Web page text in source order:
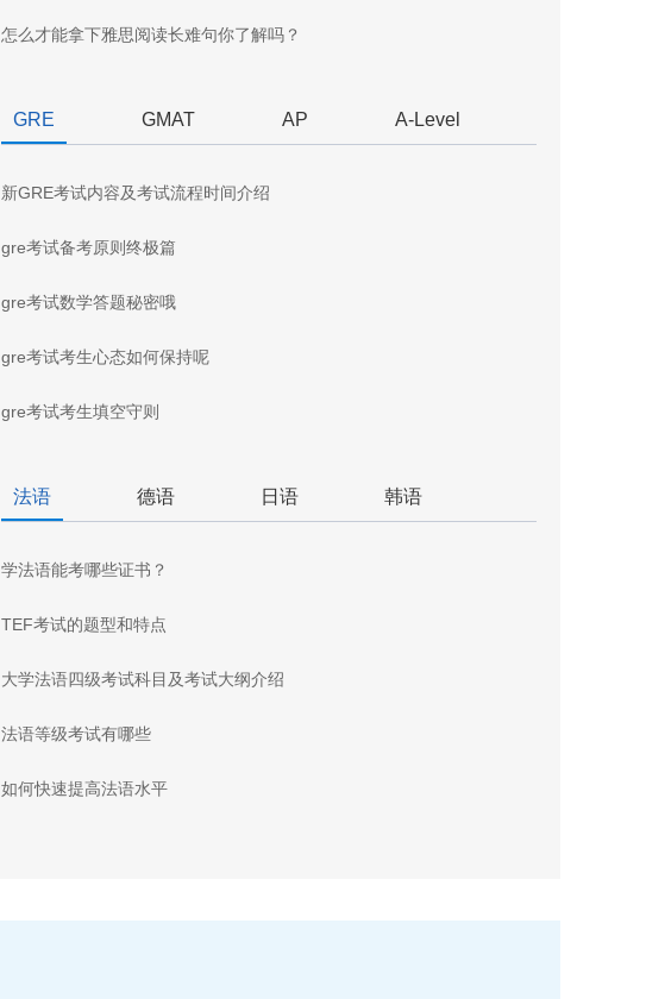
怎么才能拿下雅思阅读长难句你了解吗？
GRE GMAT AP A-Level
新GRE考试内容及考试流程时间介绍
gre考试备考原则终极篇
gre考试数学答题秘密哦
gre考试考生心态如何保持呢
gre考试考生填空守则
法语 德语 日语 韩语
学法语能考哪些证书？
TEF考试的题型和特点
大学法语四级考试科目及考试大纲介绍
法语等级考试有哪些
如何快速提高法语水平